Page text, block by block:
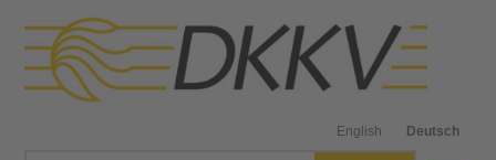
English Deutsch